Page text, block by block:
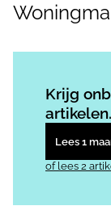
Krijg
artikelen.
Lees 1
of lees 2